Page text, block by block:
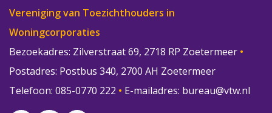
Vereniging van Toezichthouders in
Woningcorporaties
Bezoekadres: Zilverstraat 69, 2718 RP Zoetermeer •
Postadres: Postbus 340, 2700 AH Zoetermeer
Telefoon: 085-0770 222 • E-mailadres: bureau@vtw.nl